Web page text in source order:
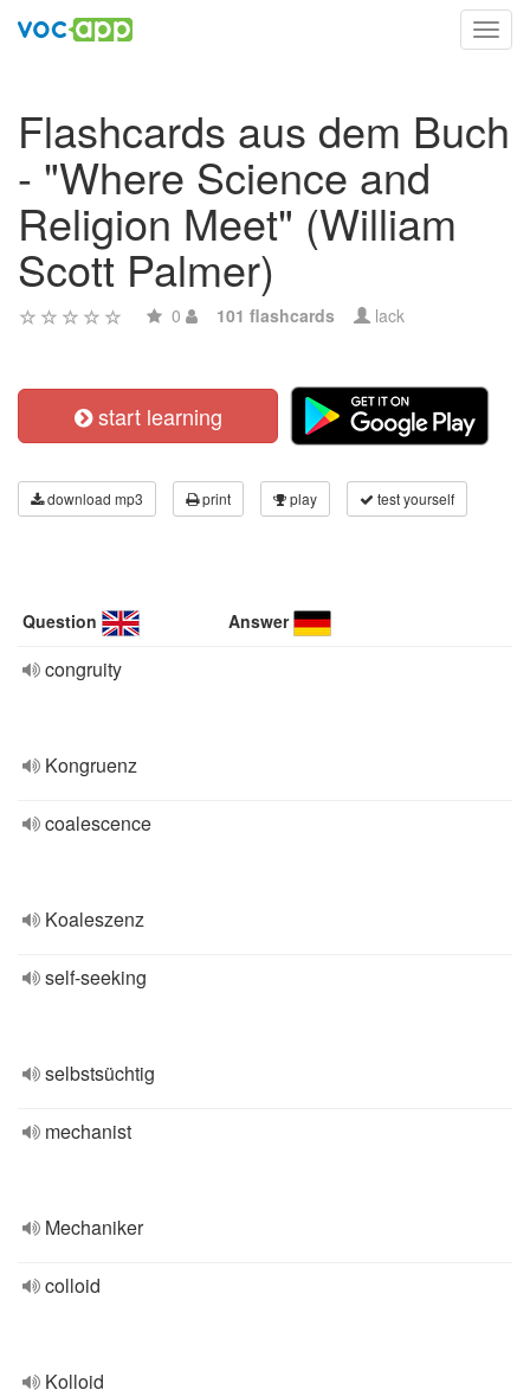
Flashcards aus dem Buch
- "Where Science and
Religion Meet" (William
Scott Palmer)
0 101 flashcards lack
start learning
download mp3 print play test yourself
Question Answer
congruity
Kongruenz
coalescence
Koaleszenz
self-seeking
selbstsüchtig
mechanist
Mechaniker
colloid
Kolloid